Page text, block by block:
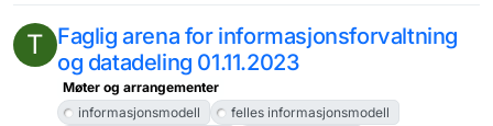
T Faglig arena for informasjonsforvaltning
og datadeling 01.11.2023
Møter og arrangementer
informasjonsmodell
felles informasjonsmodell